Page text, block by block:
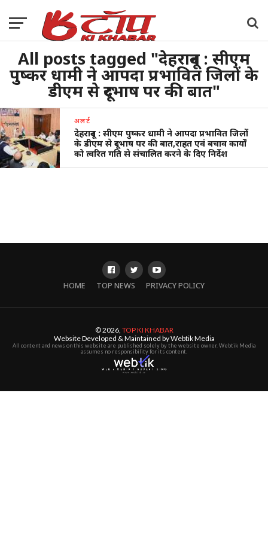
All posts tagged "देहरादून : सीएम
पुष्कर धामी ने आपदा प्रभावित जिलों के
डीएम से दूरभाष पर की बात"
अलर्ट
देहरादून : सीएम पुष्कर धामी ने आपदा प्रभावित जिलों
के डीएम से दूरभाष पर की बात,राहत एवं बचाव कार्यों
को त्वरित गति से संचालित करने के दिए निर्देश
HOME TOP NEWS PRIVACY POLICY
© 2026, TOP KI KHABAR
Website Developed & Maintained by Webtik Media
All content and news on this website are published solely by the website owner. Webtik Media
assumes no responsibility for its content.